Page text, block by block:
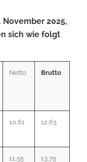
2025,
sich wie folgt
Netto Brutto
10,61 12,63
11,55 13,75